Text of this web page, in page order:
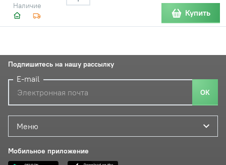
Наличие
Купить
Меню
Мобильное приложение
Подпишитесь на нашу рассылку
E-mail
ОК